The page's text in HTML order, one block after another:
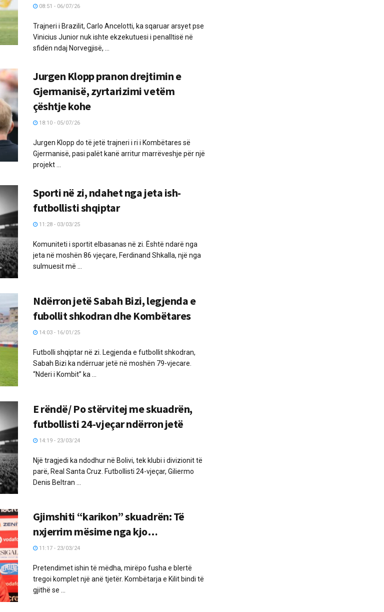
08:51 - 06/07/26
Trajneri i Brazilit, Carlo Ancelotti, ka sqaruar arsyet pse
Vinicius Junior nuk ishte ekzekutuesi i penalltisë në
sfidën ndaj Norvegjisë, ...
Jurgen Klopp pranon drejtimin e
Gjermanisë, zyrtarizimi vetëm
çështje kohe
18:10 - 05/07/26
Jurgen Klopp do të jetë trajneri i ri i Kombëtares së
Gjermanisë, pasi palët kanë arritur marrëveshje për një
projekt ...
Sporti në zi, ndahet nga jeta ish-
futbollisti shqiptar
11:28 - 03/03/25
Komuniteti i sportit elbasanas në zi. Është ndarë nga
jeta në moshën 86 vjeçare, Ferdinand Shkalla, një nga
sulmuesit më ...
Ndërron jetë Sabah Bizi, legjenda e
fubollit shkodran dhe Kombëtares
14:03 - 16/01/25
Futbolli shqiptar në zi. Legjenda e futbollit shkodran,
Sabah Bizi ka ndërruar jetë në moshën 79-vjecare.
“Nderi i Kombit” ka ...
E rëndë/ Po stërvitej me skuadrën,
futbollisti 24-vjeçar ndërron jetë
14:19 - 23/03/24
Një tragjedi ka ndodhur në Bolivi, tek klubi i divizionit të
parë, Real Santa Cruz. Futbollisti 24-vjeçar, Giliermo
Denis Beltran ...
Gjimshiti “karikon” skuadrën: Të
nxjerrim mësime nga kjo…
11:17 - 23/03/24
Pretendimet ishin të mëdha, mirëpo fusha e blertë
tregoi komplet një anë tjetër. Kombëtarja e Kilit bindi të
gjithë se ...